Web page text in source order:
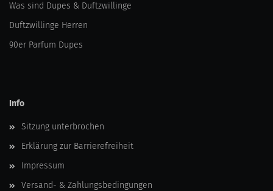
Was sind Dupes & Duftzwillinge
Duftzwillinge Herren
90er Parfum Dupes
Info
Sitzung unterbrochen
Erklärung zur Barrierefreiheit
Impressum
Versand- & Zahlungsbedingungen